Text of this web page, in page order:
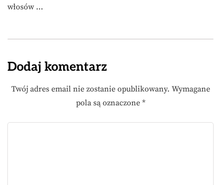
włosów …
Dodaj komentarz
Twój adres email nie zostanie opublikowany. Wymagane
pola są oznaczone *